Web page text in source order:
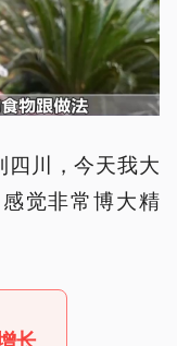
四川，今天我大
觉非常博大精
长